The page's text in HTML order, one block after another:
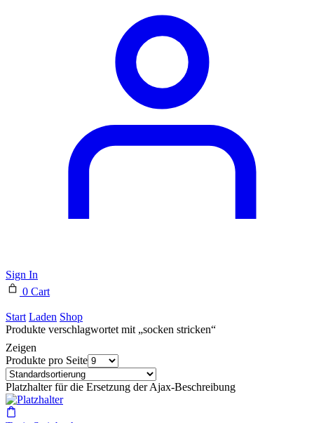
Sign In
0 Cart
Start Laden Shop
Produkte verschlagwortet mit „socken stricken“
Zeigen
Produkte pro Seite
Platzhalter für die Ersetzung der Ajax-Beschreibung